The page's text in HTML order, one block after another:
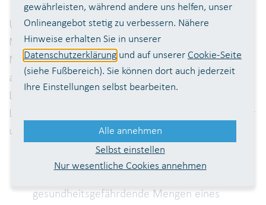
Ursprünglich rein und angereichert mit wertvollen
Mineralstoffen – so preisen Unternehmen ihre
Mineralwässer aus der Flasche oft werbewirksam
an, aber sind sie wirklich besser als unser
Leitungswasser? Stiftung Warentest hat gerade
Leitungswasser in 20 Städten sowie 32 stille Wasser
untersucht.
In keiner einzigen Probe von Leitungswasser
gesundheitsgefährdende Mengen eines
gewährleisten, während andere uns helfen, unser
Onlineangebot stetig zu verbessern. Nähere
Hinweise erhalten Sie in unserer
Datenschutzerklärung und auf unserer Cookie-Seite
(siehe Fußbereich). Sie können dort auch jederzeit
Ihre Einstellungen selbst bearbeiten.
Alle annehmen
Selbst einstellen
Nur wesentliche Cookies annehmen